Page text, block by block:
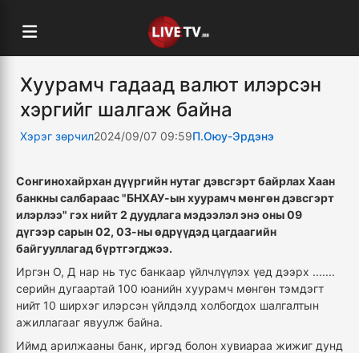
Хуурамч гадаад валют илэрсэн
хэргийг шалгаж байна
Хэрэг зөрчил2024/09/07 09:59П.Оюу-Эрдэнэ
Сонгинохайрхан дүүргийн нутаг дэвсгэрт байрлах Хаан
банкны салбараас "БНХАУ-ын хуурамч мөнгөн дэвсгэрт
илэрлээ" гэх нийт 2 дуудлага мэдээлэл энэ оны 09
дүгээр сарын 02, 03-ны өдрүүдэд цагдаагийн
байгууллагад бүртгэгджээ.
Иргэн О, Д нар нь тус банкаар үйлчлүүлэх үед дээрх .......
серийн дугаартай 100 юанийн хуурамч мөнгөн тэмдэгт
нийт 10 ширхэг илэрсэн үйлдэлд холбогдох шалгалтын
ажиллагааг явуулж байна.
Иймд арилжааны банк, иргэд болон хувиараа жижиг дунд